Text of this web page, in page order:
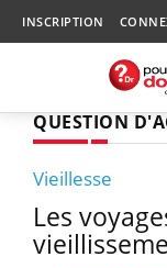
INSCRIPTION
QUESTION
Vieillesse
Les